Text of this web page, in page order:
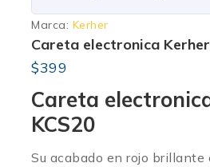
Marca: Kerher
Careta electronica
$399
Careta
KCS20
Su acabado en rojo brillante